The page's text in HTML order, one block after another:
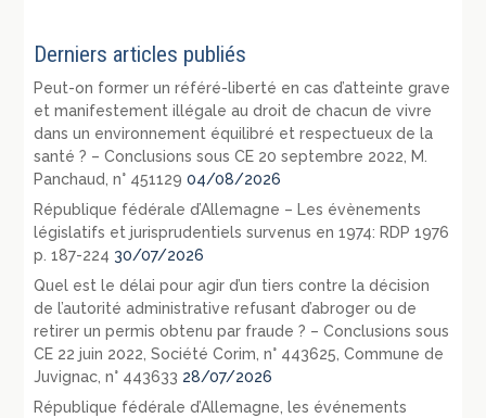
Derniers articles publiés
Peut-on former un référé-liberté en cas d’atteinte grave
et manifestement illégale au droit de chacun de vivre
dans un environnement équilibré et respectueux de la
santé ? – Conclusions sous CE 20 septembre 2022, M.
Panchaud, n° 451129 04/08/2026
République fédérale d’Allemagne – Les évènements
législatifs et jurisprudentiels survenus en 1974: RDP 1976
p. 187-224 30/07/2026
Quel est le délai pour agir d’un tiers contre la décision
de l’autorité administrative refusant d’abroger ou de
retirer un permis obtenu par fraude ? – Conclusions sous
CE 22 juin 2022, Société Corim, n° 443625, Commune de
Juvignac, n° 443633 28/07/2026
République fédérale d’Allemagne, les événements